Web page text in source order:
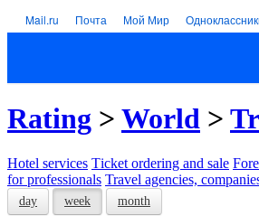
Mail.ru Почта Мой Мир
Rating > World >
Hotel services Тicket ordering and sale
for professionals Travel agencies,
day week month